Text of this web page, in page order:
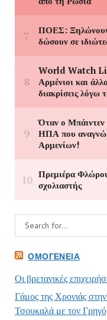
ΟΜΟΓΈΝΕΙΑ
Οι βρετανικές
Γάμος της Χρονιάς
Τσουκαλά με τον